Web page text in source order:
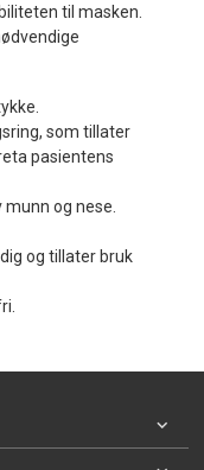
til masken.
som tillater
pasientens
og nese.
og tillater bruk